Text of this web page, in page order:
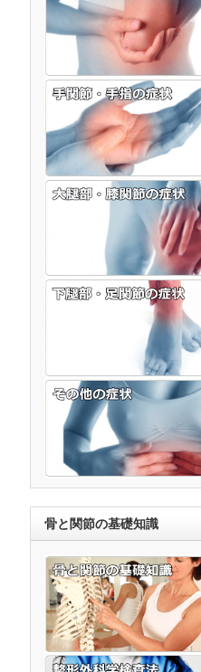
骨と関節の基礎知識